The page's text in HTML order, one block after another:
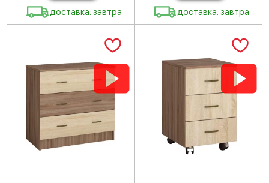
доставка: завтра доставка: завтра